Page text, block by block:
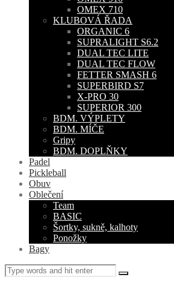
OMEX 710
KLUBOVÁ ŘADA
ORGANIC 6
SUPRALIGHT S6.2
DUAL TEC LITE
DUAL TEC FLOW
FETTER SMASH 6
SUPERBIRD S7
X-PRO 30
SUPERIOR 300
BDM. VÝPLETY
BDM. MÍČE
Gripy
BDM. DOPLŇKY
Padel
Pickleball
Obuv
Oblečení
Team
BASIC
Šortky, sukně, kalhoty
Ponožky
Bagy